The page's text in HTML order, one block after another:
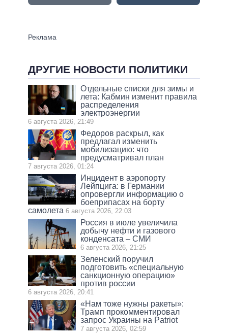
ДРУГИЕ НОВОСТИ ПОЛИТИКИ
Отдельные списки для зимы и
лета: Кабмин изменит правила
распределения
электроэнергии
6 августа 2026, 21:49
Федоров раскрыл, как
предлагал изменить
мобилизацию: что
предусматривал план
7 августа 2026, 01:24
Инцидент в аэропорту
Лейпцига: в Германии
опровергли информацию о
боеприпасах на борту
самолета 6 августа 2026, 22:03
Россия в июле увеличила
добычу нефти и газового
конденсата – СМИ
6 августа 2026, 21:25
Зеленский поручил
подготовить «специальную
санкционную операцию»
против россии
6 августа 2026, 20:41
«Нам тоже нужны ракеты»:
Трамп прокомментировал
запрос Украины на Patriot
7 августа 2026, 02:59